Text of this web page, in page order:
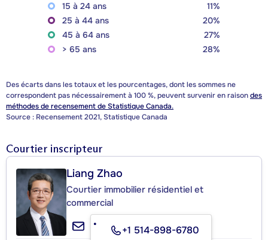
15 à 24 ans
11%
25 à 44 ans
20%
45 à 64 ans
27%
> 65 ans
28%
Des écarts dans les totaux et les pourcentages, dont les sommes ne
correspondent pas nécessairement à 100 %, peuvent survenir en raisondes
méthodes de recensement de Statistique Canada.
Source : Recensement 2021, Statistique Canada
Courtier inscripteur
Liang Zhao
Courtier immobilier résidentiel et
commercial
+1 514-898-6780